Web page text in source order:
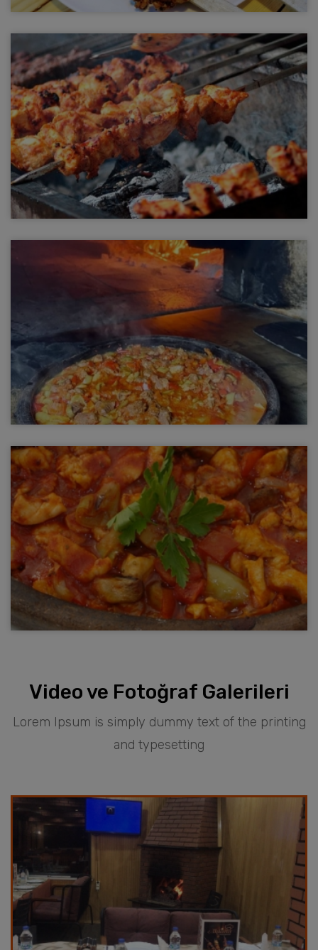
Tavuk Kanat
Et Tava (kiremitte)
Video ve Fotoğraf Galerileri
Lorem Ipsum is simply dummy text of the printing
and typesetting